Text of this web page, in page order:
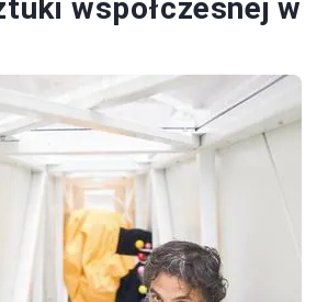
współczesnej w